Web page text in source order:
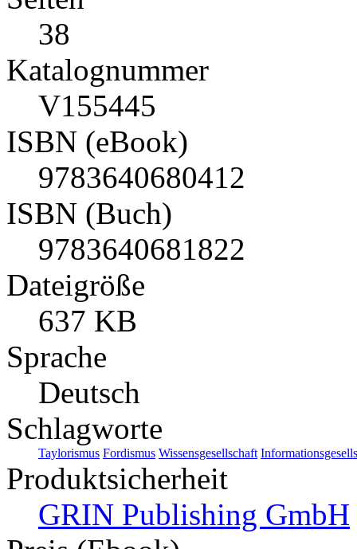
38
Katalognummer
V155445
ISBN (eBook)
9783640680412
ISBN (Buch)
9783640681822
Dateigröße
637 KB
Sprache
Deutsch
Schlagworte
Taylorismus Fordismus Wissensgesellschaft
Produktsicherheit
GRIN Publishing GmbH